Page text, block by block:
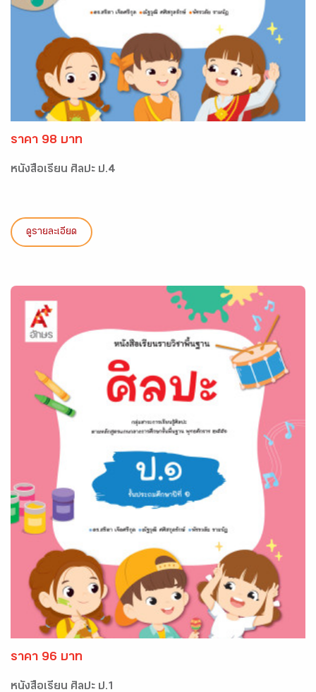
ราคา 98 บาท
หนังสือเรียน ศิลปะ ป.4
ดูรายละเอียด
ราคา 96 บาท
หนังสือเรียน ศิลปะ ป.1